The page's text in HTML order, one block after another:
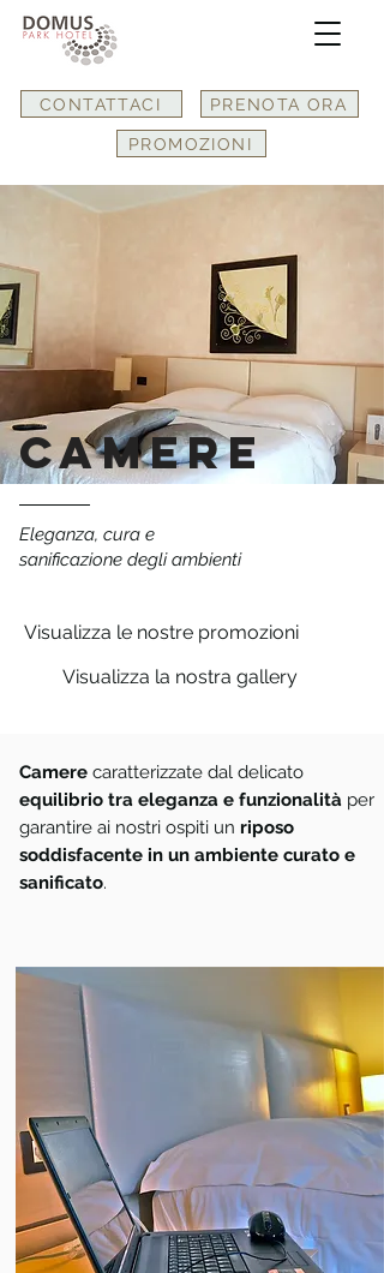
PROMOZIONI
PRENOTA ORA
CONTATTACI
CAMERE
Eleganza, cura e
sanificazione degli ambienti
Visualizza le nostre promozioni
Visualizza la nostra gallery
Camere caratterizzate dal delicato
equilibrio tra eleganza e funzionalità per
garantire ai nostri ospiti un riposo
soddisfacente in un ambiente curato e
sanificato.